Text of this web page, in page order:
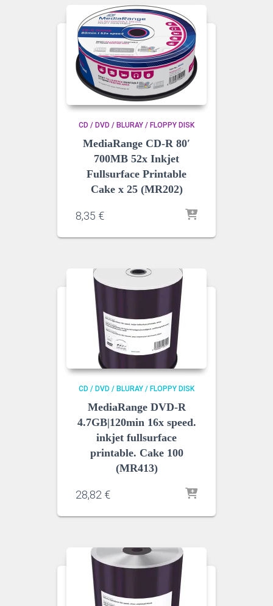
CD / DVD / BLURAY / FLOPPY DISK
MediaRange CD-R 80′
700MB 52x Inkjet
Fullsurface Printable
Cake x 25 (MR202)
8,35 €
CD / DVD / BLURAY / FLOPPY DISK
MediaRange DVD-R
4.7GB|120min 16x speed.
inkjet fullsurface
printable. Cake 100
(MR413)
28,82 €